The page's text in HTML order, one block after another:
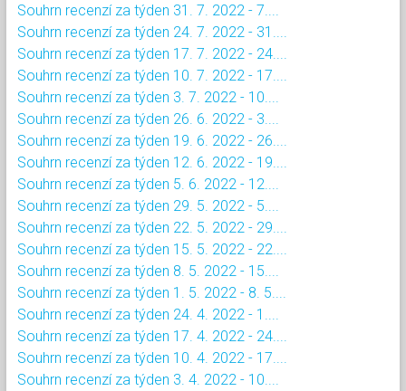
Souhrn recenzí za týden 31. 7. 2022 - 7....
Souhrn recenzí za týden 24. 7. 2022 - 31....
Souhrn recenzí za týden 17. 7. 2022 - 24....
Souhrn recenzí za týden 10. 7. 2022 - 17....
Souhrn recenzí za týden 3. 7. 2022 - 10....
Souhrn recenzí za týden 26. 6. 2022 - 3....
Souhrn recenzí za týden 19. 6. 2022 - 26....
Souhrn recenzí za týden 12. 6. 2022 - 19....
Souhrn recenzí za týden 5. 6. 2022 - 12....
Souhrn recenzí za týden 29. 5. 2022 - 5....
Souhrn recenzí za týden 22. 5. 2022 - 29....
Souhrn recenzí za týden 15. 5. 2022 - 22....
Souhrn recenzí za týden 8. 5. 2022 - 15....
Souhrn recenzí za týden 1. 5. 2022 - 8. 5....
Souhrn recenzí za týden 24. 4. 2022 - 1....
Souhrn recenzí za týden 17. 4. 2022 - 24....
Souhrn recenzí za týden 10. 4. 2022 - 17....
Souhrn recenzí za týden 3. 4. 2022 - 10....